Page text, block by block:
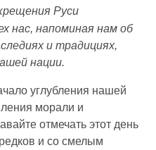
Руси
нас, напоминая нам об
и традициях,
нации.
углубления нашей
морали и
отмечать этот день
и со смелым